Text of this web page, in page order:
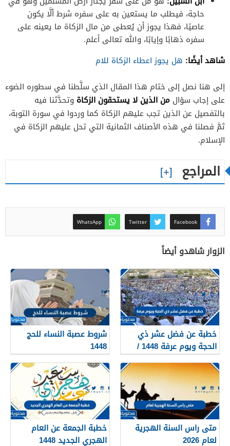
حاجة، فيطلب ما يستعين به على سفره شرط ألَّا يكون
عاصيًا، فهذا يجوز أن يُعطى من مال الزكاة ما يعينه على
سفره ذهابًا وإيابًا، والله تعالى أعلم.
شاهد أيضًا: هل يجوز اعطاء الزكاة للام
إلى هنا نصل إلى ختام هذا المقال الذي سلَّطنا في سطوره الضوء
على إجاب سؤال من الذين لا يستحقون الزكاة وتحدَّثنا فيه
بالتفصيل عن الذين تجب عليهم الزكاة كما وردوا في سورة التوبة،
ثمَّ فصلنا في هذه الأصناف الثمانية التي تحل عليهم الزكاة في
الإسلام.
المراجع
Facebook
Twitter
WhatsApp
الزوار شاهدو أيضاً
خطبة عن فضل عشر ذي
الحجة ويوم عرفة 1448 /
2026
شروط عصبة النساء للحج
1448
متى راس السنة الهجرية
لعام 2026
خطبة الجمعة عن العام
الهجري الجديد 1448